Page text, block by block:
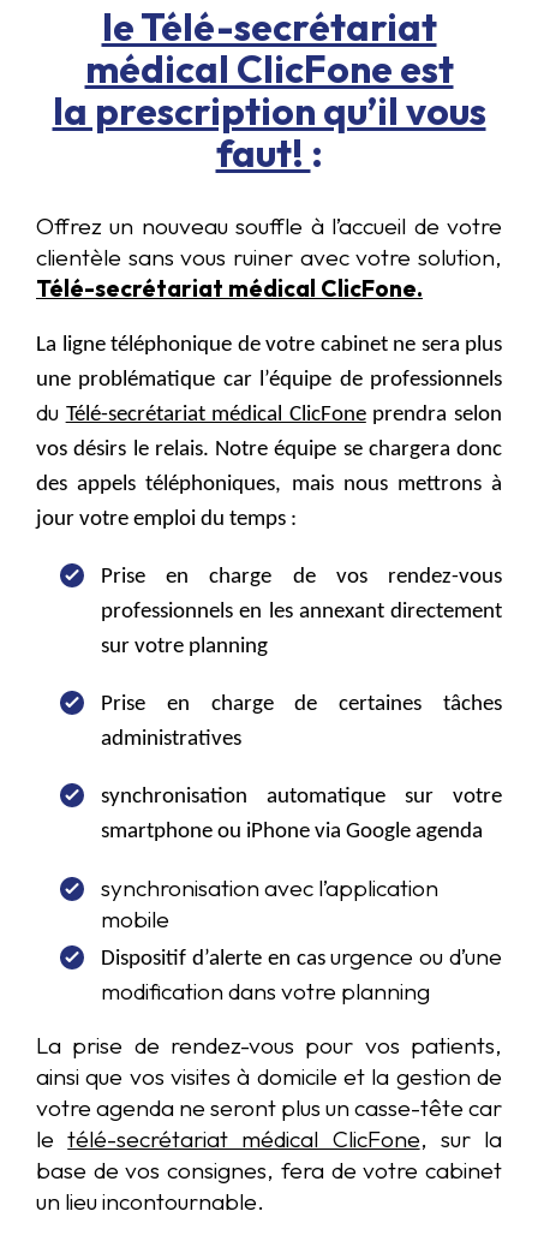
le Télé-secrétariat
médical ClicFone est
la prescription qu’il vous
faut! :
Offrez un nouveau souffle à l’accueil de votre
clientèle sans vous ruiner avec votre solution,
Télé-secrétariat médical ClicFone.
La ligne téléphonique de votre cabinet ne sera plus
une problématique car l’équipe de professionnels
du Télé-secrétariat médical ClicFoneprendra selon
vos désirs le relais. Notre équipe se chargera donc
des appels téléphoniques, mais nous mettrons à
jour votre emploi du temps :
Prise en charge de vos rendez-vous
professionnels en les annexant directement
sur votre planning
Prise en charge de certaines tâches
administratives
synchronisation automatique sur votre
smartphone ou iPhone via Google agenda
synchronisation avec l’application
mobile
Dispositif d’alerte en casurgence ou d’une
modification dans votre planning
La prise de rendez-vous pour vos patients,
ainsi que vos visites à domicile et la gestion de
votre agenda ne seront plus un casse-tête car
letélé-secrétariat médical ClicFone, sur la
base de vos consignes, fera de votre cabinet
un lieu incontournable.